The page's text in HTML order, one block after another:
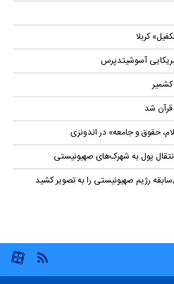
کربلا
آسوشیتدپرس
کشمیر
حقوق و جامعه» در اندونزی
پول به شهرک‌های صهیونیستی
رژیم صهیونیستی را به تصویر کشید